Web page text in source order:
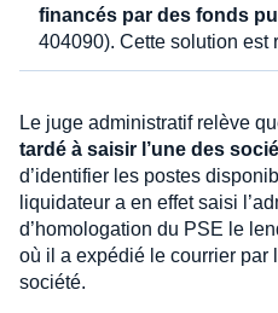
financés par des fonds
404090). Cette solution est
Le juge administratif relève
tardé à saisir l’une des
d’identifier les postes
liquidateur a en effet saisi
d’homologation du PSE le
où il a expédié le courrier par
société.